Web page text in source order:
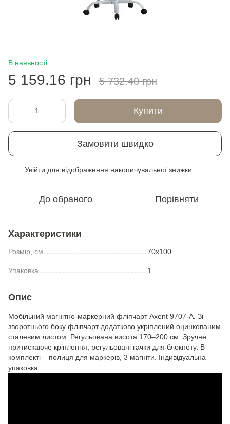
В наявності
5 159.16 грн 5 732.40 грн
Купити
Замовити швидко
Увійти для відображення накопичувальної знижки
До обраного Порівняти
Характеристики
Розмір, см 70x100
Упаковка 1
Опис
Мобільний магнітно-маркерний фліпчарт Axent 9707-A. Зі
зворотнього боку фліпчарт додатково укріплений оцинкованим
сталевим листом. Регульована висота 170–200 см. Зручне
притискаюче кріплення, регульовані гачки для блокноту. В
комплекті – полиця для маркерів, 3 магніти. Індивідуальна
упаковка.